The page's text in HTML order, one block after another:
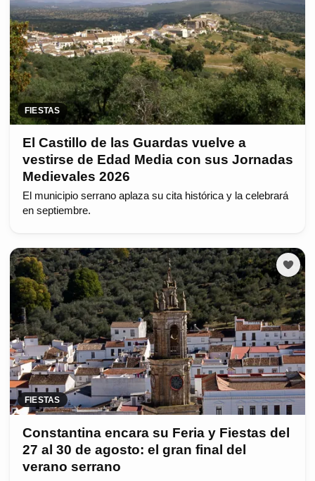
FIESTAS
El Castillo de las Guardas vuelve a
vestirse de Edad Media con sus Jornadas
Medievales 2026
El municipio serrano aplaza su cita histórica y la celebrará
en septiembre.
FIESTAS
Constantina encara su Feria y Fiestas del
27 al 30 de agosto: el gran final del
verano serrano